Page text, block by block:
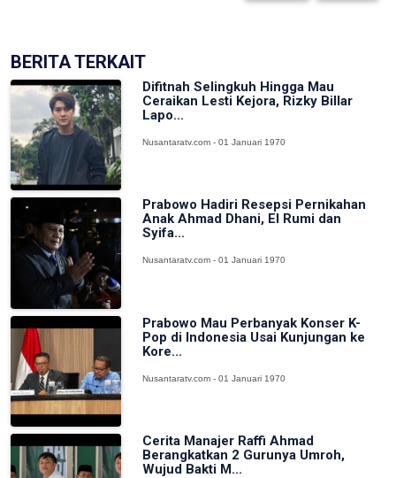
BERITA TERKAIT
Difitnah Selingkuh Hingga Mau
Ceraikan Lesti Kejora, Rizky Billar
Lapo...
Nusantaratv.com - 01 Januari 1970
Prabowo Hadiri Resepsi Pernikahan
Anak Ahmad Dhani, El Rumi dan
Syifa...
Nusantaratv.com - 01 Januari 1970
Prabowo Mau Perbanyak Konser K-
Pop di Indonesia Usai Kunjungan ke
Kore...
Nusantaratv.com - 01 Januari 1970
Cerita Manajer Raffi Ahmad
Berangkatkan 2 Gurunya Umroh,
Wujud Bakti M...